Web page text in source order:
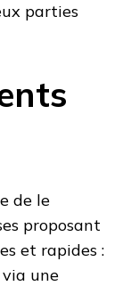
parties
de le
proposant
et rapides :
une